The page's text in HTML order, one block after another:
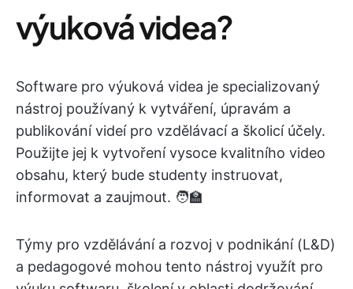
výuková videa?
Software pro výuková videa je specializovaný
nástroj používaný k vytváření, úpravám a
publikování videí pro vzdělávací a školicí účely.
Použijte jej k vytvoření vysoce kvalitního video
obsahu, který bude studenty instruovat,
informovat a zaujmout. 🧑‍🏫
Týmy pro vzdělávání a rozvoj v podnikání (L&D)
a pedagogové mohou tento nástroj využít pro